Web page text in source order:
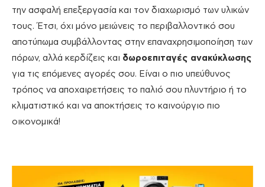
την ασφαλή επεξεργασία και τον διαχωρισμό των υλικών
τους. Έτσι, όχι μόνο μειώνεις το περιβαλλοντικό σου
αποτύπωμα συμβάλλοντας στην επαναχρησιμοποίηση των
πόρων, αλλά κερδίζεις και δωροεπιταγές ανακύκλωσης
για τις επόμενες αγορές σου. Είναι ο πιο υπεύθυνος
τρόπος να αποχαιρετήσεις το παλιό σου πλυντήριο ή το
κλιματιστικό και να αποκτήσεις το καινούργιο πιο
οικονομικά!